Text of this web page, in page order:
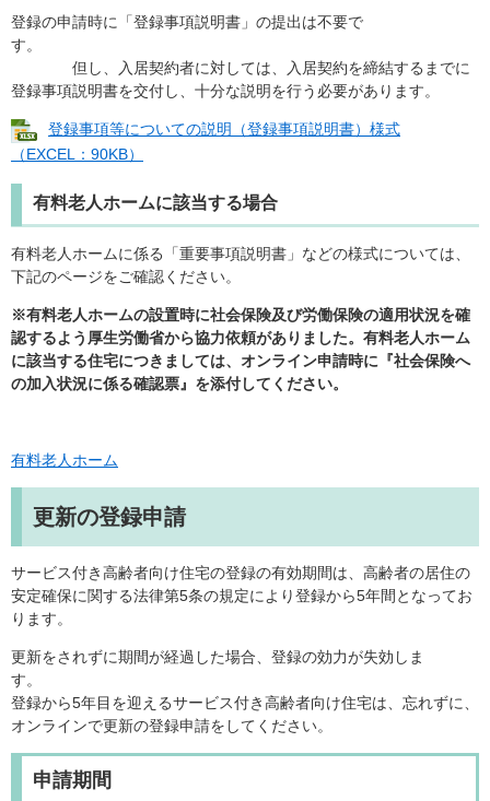
登録の申請時に「登録事項説明書」の提出は不要で
す。
但し、入居契約者に対しては、入居契約を締結するまでに
登録事項説明書を交付し、十分な説明を行う必要があります。
登録事項等についての説明（登録事項説明書）様式
（EXCEL：90KB）
有料老人ホームに該当する場合
有料老人ホームに係る「重要事項説明書」などの様式については、
下記のページをご確認ください。
※有料老人ホームの設置時に社会保険及び労働保険の適用状況を確
認するよう厚生労働省から協力依頼がありました。 有料老人ホーム
に該当する住宅につきましては、オンライン申請時に『社会保険へ
の加入状況に係る確認票』を添付してください。
有料老人ホーム
更新の登録申請
サービス付き高齢者向け住宅の登録の有効期間は、高齢者の居住の
安定確保に関する法律第5条の規定により登録から5年間となってお
ります。
更新をされずに期間が経過した場合、登録の効力が失効しま
す。
登録から5年目を迎えるサービス付き高齢者向け住宅は、忘れずに、
オンラインで更新の登録申請をしてください。
申請期間